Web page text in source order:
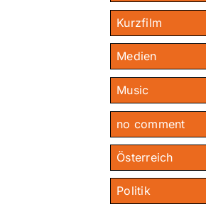
Kurzfilm
Medien
Music
no comment
Österreich
Politik